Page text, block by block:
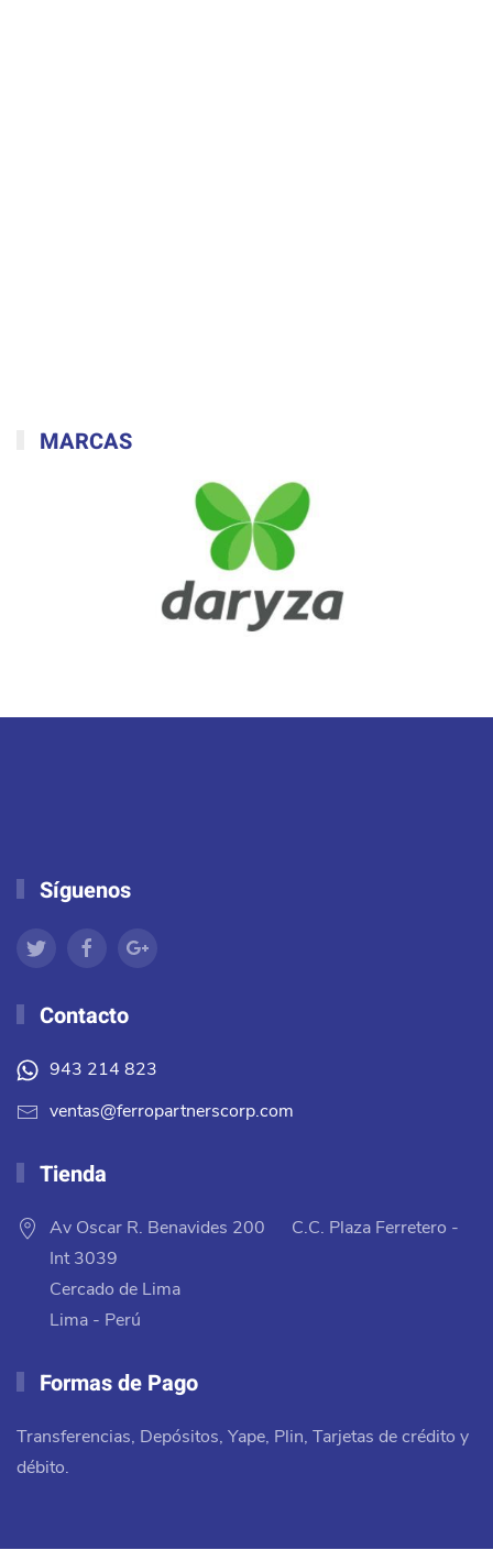
MARCAS
Síguenos
Contacto
943 214 823
ventas@ferropartnerscorp.com
Tienda
Av Oscar R. Benavides 200 C.C. Plaza Ferretero -
Int 3039
Cercado de Lima
Lima - Perú
Formas de Pago
Transferencias, Depósitos, Yape, Plin, Tarjetas de crédito y
débito.